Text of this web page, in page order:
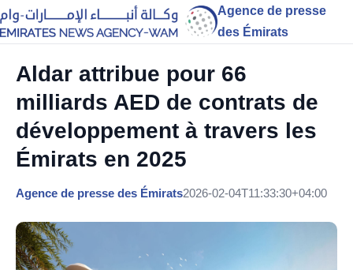
Agence de presse
des Émirats
Aldar attribue pour 66
milliards AED de contrats de
développement à travers les
Émirats en 2025
Agence de presse des Émirats2026-02-04T11:33:30+04:00